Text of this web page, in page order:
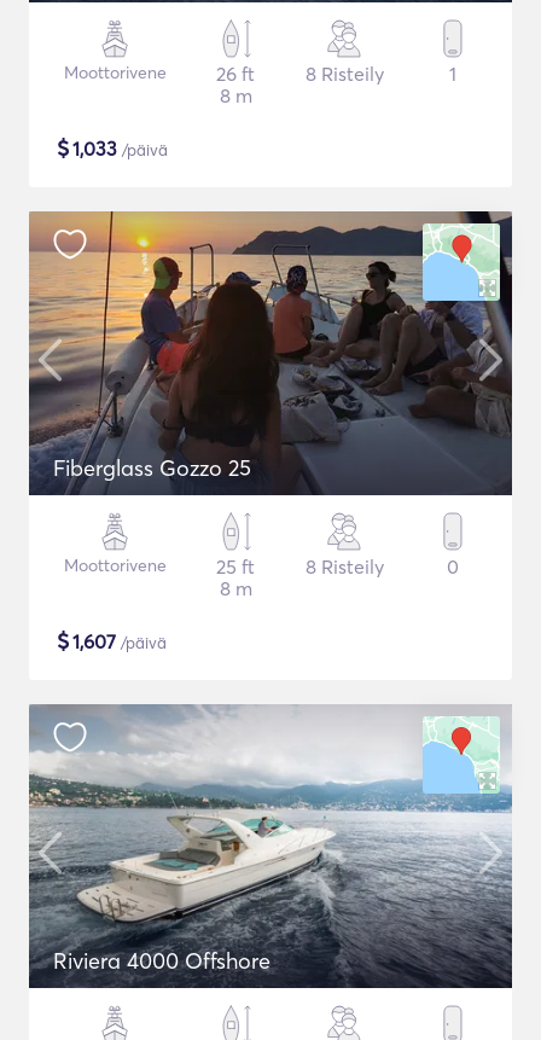
Moottorivene
26 ft
8 m
8 Risteily 1
$1,033 /päivä
Fiberglass Gozzo 25
Moottorivene
25 ft
8 m
8 Risteily 0
$1,607 /päivä
Riviera 4000 Offshore